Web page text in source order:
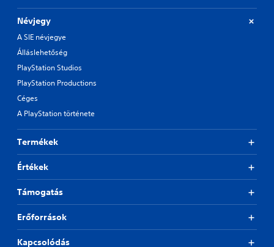
Névjegy
A SIE névjegye
Álláslehetőség
PlayStation Studios
PlayStation Productions
Céges
A PlayStation története
Termékek
Értékek
Támogatás
Erőforrások
Kapcsolódás